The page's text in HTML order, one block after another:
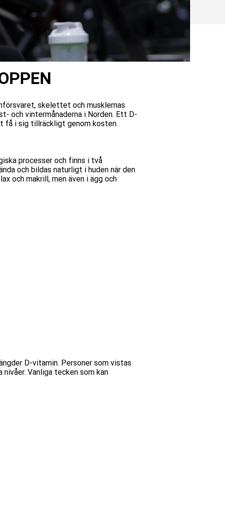
skelettet och musklernas
och vintermånaderna i Norden. Ett D-
få i sig tillräckligt genom kosten.
processer och finns i två
och bildas naturligt i huden när den
och makrill, men även i ägg och
D-vitamin. Personer som vistas
Vanliga tecken som kan